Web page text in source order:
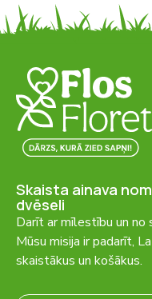
Skaista ainava
dvēseli
Darīt ar mīlestību un no
Mūsu misija ir padarīt,
skaistākus un košākus.